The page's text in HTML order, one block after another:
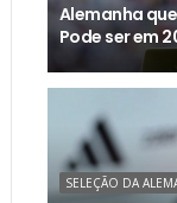
Alemanha
Pode ser em
SELEÇÃO DA